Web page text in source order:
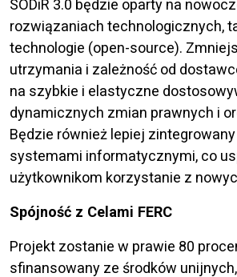
SODiR 3.0 będzie oparty na
rozwiązaniach technologicznych,
technologie (open-source).
utrzymania i zależność od
na szybkie i elastyczne
dynamicznych zmian prawnych i
Będzie również lepiej
systemami informatycznymi, co
użytkownikom korzystanie z
Spójność z Celami FERC
Projekt zostanie w prawie 80
sfinansowany ze środków